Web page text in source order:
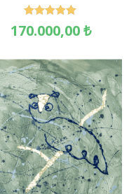
170.000,00₺
5 üzerinden
5.00oy aldı